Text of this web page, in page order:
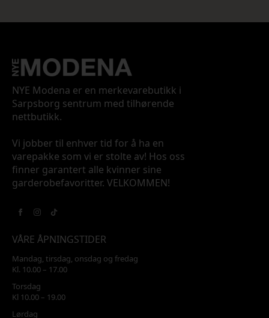
NYE Modena er en merkevarebutikk i
Sarpsborg sentrum med tilhørende
nettbutikk.
Vi jobber til enhver tid for å ha en
varepakke som vi er stolte av! Hos oss
finner garantert alle kvinner sine
garderobefavoritter. VELKOMMEN!
VÅRE ÅPNINGSTIDER
Mandag, tirsdag, onsdag og fredag
Kl. 10.00 – 17.00
Torsdag
Kl 10.00 – 19.00
Lørdag